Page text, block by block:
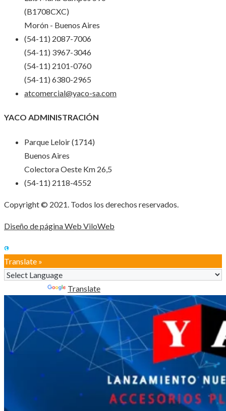
(B1708CXC)
Morón - Buenos Aires
(54-11) 2087-7006
(54-11) 3967-3046
(54-11) 2101-0760
(54-11) 6380-2965
atcomercial@yaco-sa.com
YACO ADMINISTRACIÓN
Parque Leloir (1714)
Buenos Aires
Colectora Oeste Km 26,5
(54-11) 2118-4552
Copyright © 2021. Todos los derechos reservados.
Diseño de página Web ViloWeb
Translate »
Translate